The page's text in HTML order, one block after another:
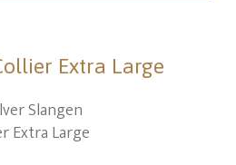
Extra Large